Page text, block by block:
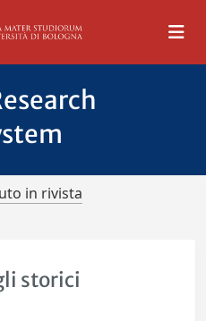
in rivista
storici